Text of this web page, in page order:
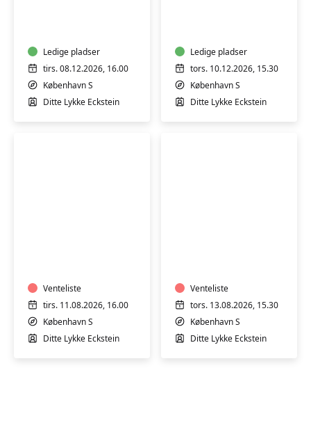
Ledige pladser
tirs. 08.12.2026, 16.00
København S
Ditte Lykke Eckstein
Ledige pladser
tors. 10.12.2026, 15.30
København S
Ditte Lykke Eckstein
Venteliste
tirs. 11.08.2026, 16.00
København S
Ditte Lykke Eckstein
Venteliste
tors. 13.08.2026, 15.30
København S
Ditte Lykke Eckstein